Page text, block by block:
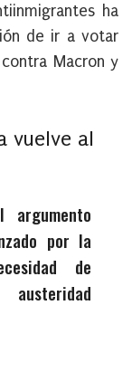
ha
de ir a votar
Macron y
vuelve al
argumento
por la
de